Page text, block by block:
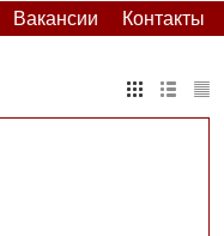
Вакансии Контакты